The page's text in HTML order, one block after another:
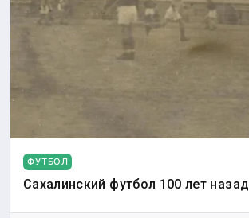
ФУТБОЛ
Сахалинский футбол 100 лет назад